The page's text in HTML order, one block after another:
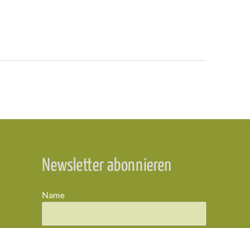
Newsletter abonnieren
Name